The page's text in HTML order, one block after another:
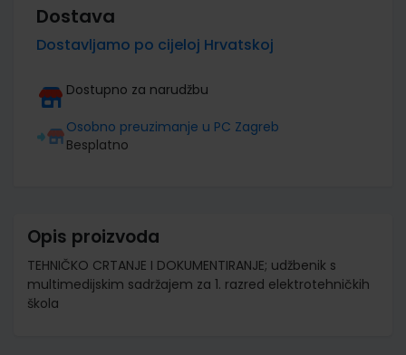
Dostava
Dostavljamo po cijeloj Hrvatskoj
Dostupno za narudžbu
Osobno preuzimanje u PC Zagreb
Besplatno
Opis proizvoda
TEHNIČKO CRTANJE I DOKUMENTIRANJE; udžbenik s
multimedijskim sadržajem za 1. razred elektrotehničkih
škola